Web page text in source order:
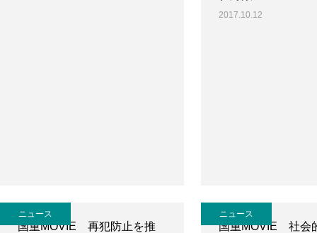
2017.10.12
ニュース
国重MOVIE 再犯防止を推
ニュース
国重MOVIE 社会